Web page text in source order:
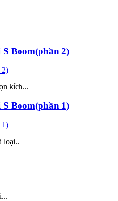
S Boom(phần 2)
kích...
S Boom(phần 1)
loại...